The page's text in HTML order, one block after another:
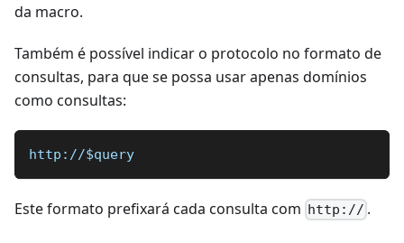
da macro.
Também é possível indicar o protocolo no formato de
consultas, para que se possa usar apenas domínios
como consultas:
http://$query
Este formato prefixará cada consulta com http:// .